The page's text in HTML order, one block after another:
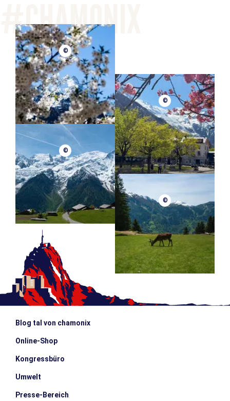
©
©
©
©
Blog tal von chamonix
Online-Shop
Kongressbüro
Umwelt
Presse-Bereich